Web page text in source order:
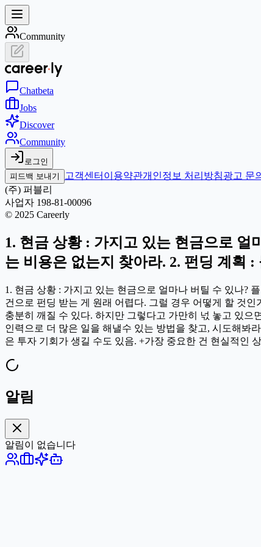
Community
Chatbeta
Jobs
Discover
Community
로그인
피드백 보내기
고객센터 이용약관개인정보 처리방침광고 문
(주) 퍼블리
사업자 198-81-00096
© 2025 Careerly
1. 현금 상황 : 가지고 있는 현금으로 얼
는 비용은 없는지 찾아라. 2. 펀딩 계획 :
1. 현금 상황 : 가지고 있는 현금으로 얼마나 버틸 수 있나?
건으로 펀딩 받는 게 원래 어렵다. 그럴 경우 어떻게 할 것
충분히 깨질 수 있다. 하지만 그렇다고 가만히 넋 놓고 있으
인력으로 더 많은 일을 해낼수 있는 방법을 찾고, 시도해봐
은 투자 기회가 생길 수도 있음. +가장 중요한 건 현실적인
알림
알림이 없습니다